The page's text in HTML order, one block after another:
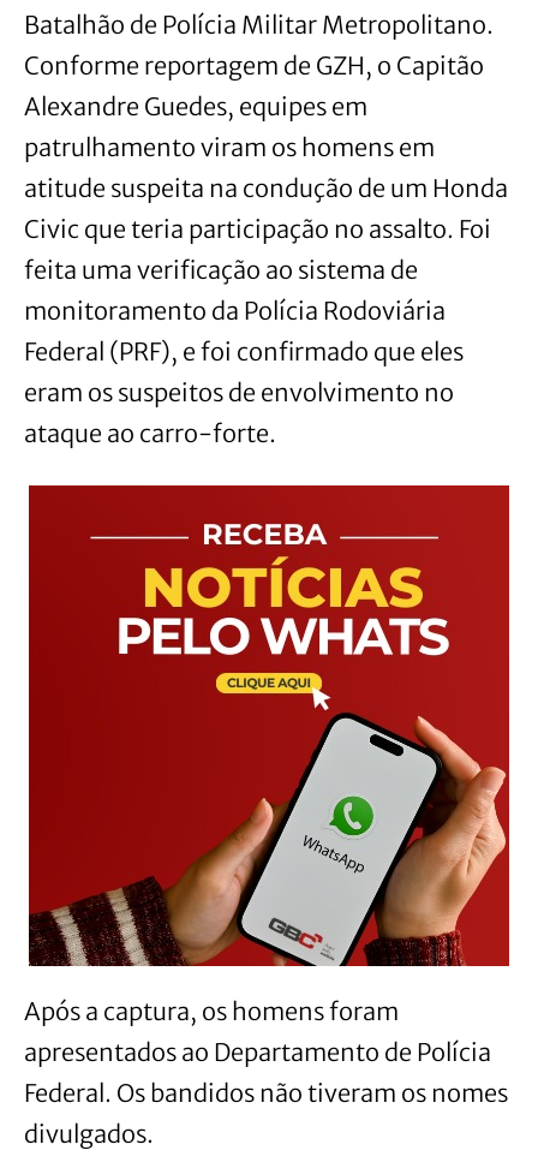
Batalhão de Polícia Militar Metropolitano.
Conforme reportagem de GZH, o Capitão
Alexandre Guedes, equipes em
patrulhamento viram os homens em
atitude suspeita na condução de um Honda
Civic que teria participação no assalto. Foi
feita uma verificação ao sistema de
monitoramento da Polícia Rodoviária
Federal (PRF), e foi confirmado que eles
eram os suspeitos de envolvimento no
ataque ao carro-forte.
Após a captura, os homens foram
apresentados ao Departamento de Polícia
Federal. Os bandidos não tiveram os nomes
divulgados.